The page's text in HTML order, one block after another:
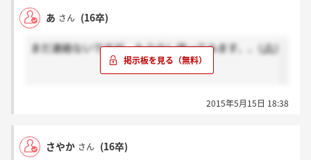
あ さん (16卒)
まだ連絡ないですが、もう少し待ってみます、、(;Д;)
2015年5月15日 18:38
さやか さん (16卒)